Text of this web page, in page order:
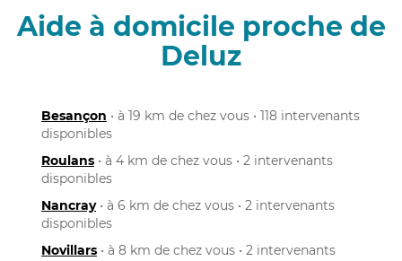
Aide à domicile proche de
Deluz
Besançon • à 19 km de chez vous • 118 intervenants
disponibles
Roulans • à 4 km de chez vous • 2 intervenants
disponibles
Nancray• à 6 km de chez vous • 2 intervenants
disponibles
Novillars • à 8 km de chez vous • 2 intervenants